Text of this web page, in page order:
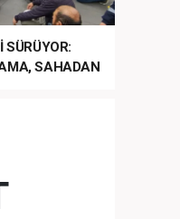
SÜRÜYOR:
SAHADAN